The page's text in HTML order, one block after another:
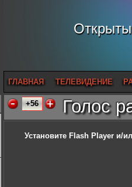
ГЛАВНАЯ ТЕЛЕВИДЕНИЕ
+56 Голос
Установите Flash Player и/